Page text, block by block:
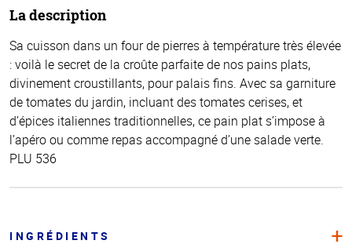
La description
Sa cuisson dans un four de pierres à température très élevée
: voilà le secret de la croûte parfaite de nos pains plats,
divinement croustillants, pour palais fins. Avec sa garniture
de tomates du jardin, incluant des tomates cerises, et
d’épices italiennes traditionnelles, ce pain plat s’impose à
l’apéro ou comme repas accompagné d’une salade verte.
PLU 536
INGRÉDIENTS